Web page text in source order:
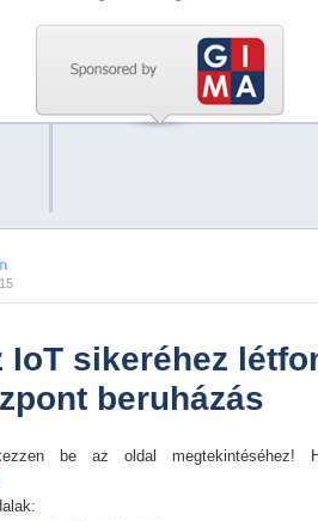
IoT sikeréhez
beruházás
be az oldal megtekintéséhez!